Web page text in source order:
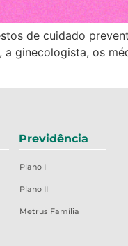
de cuidado
ginecologista, os
Previdência
Plano I
Plano II
Metrus Família